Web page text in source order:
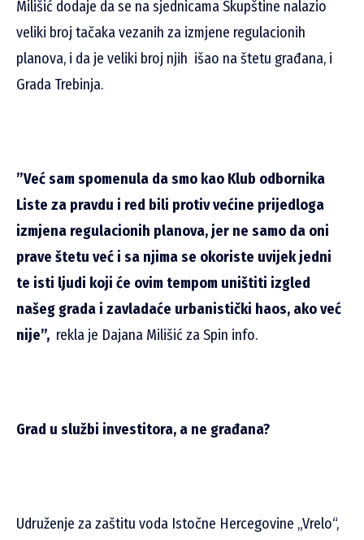
Milišić dodaje da se na sjednicama Skupštine nalazio
veliki broj tačaka vezanih za izmjene regulacionih
planova, i da je veliki broj njih išao na štetu građana, i
Grada Trebinja.
”Već sam spomenula da smo kao Klub odbornika
Liste za pravdu i red bili protiv većine prijedloga
izmjena regulacionih planova, jer ne samo da oni
prave štetu već i sa njima se okoriste uvijek jedni
te isti ljudi koji će ovim tempom uništiti izgled
našeg grada i zavladaće urbanistički haos, ako već
nije”, rekla je Dajana Milišić za Spin info.
Grad u službi investitora, a ne građana?
Udruženje za zaštitu voda Istočne Hercegovine „Vrelo“,